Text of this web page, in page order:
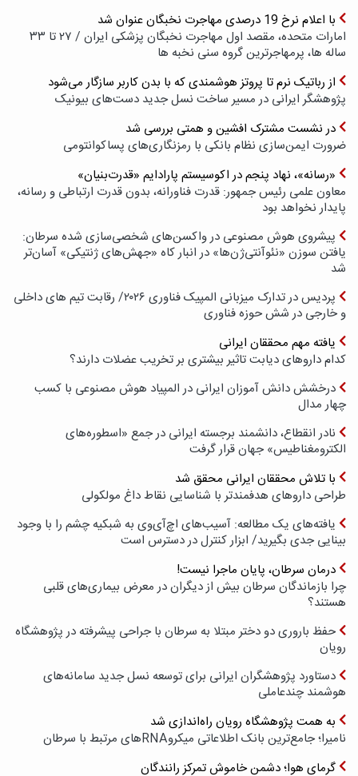
با اعلام نرخ 19 درصدی مهاجرت نخبگان عنوان شد
امارات متحده، مقصد اول مهاجرت نخبگان پزشکی ایران / ۲۷ تا ۳۳
ساله ها، پرمهاجرترین گروه سنی نخبه ها
از رباتیک نرم تا پروتز هوشمندی که با بدن کاربر سازگار می‌شود
پژوهشگر ایرانی در مسیر ساخت نسل جدید دست‌های بیونیک
در نشست مشترک افشین و همتی بررسی شد
ضرورت ایمن‌سازی نظام بانکی با رمزنگاری‌های پسا‌کوانتومی
«رسانه»، نهاد پنجم در اکوسیستم پارادایم «قدرت‌بنیان»
معاون علمی رئیس جمهور: قدرت فناورانه، بدون قدرت ارتباطی و رسانه،
پایدار نخواهد بود
پیشروی هوش مصنوعی در واکسن‌های شخصی‌سازی شده سرطان:
یافتن سوزن «نئوآنتی‌ژن‌ها» در انبار کاه «جهش‌های ژنتیکی» آسان‌تر
شد
پردیس در تدارک میزبانی المپیک فناوری ۲۰۲۶/ رقابت تیم های داخلی
و خارجی در شش حوزه فناوری
یافته مهم محققان ایرانی
کدام داروهای دیابت تاثیر بیشتری بر تخریب عضلات دارند؟
درخشش دانش آموزان ایرانی در المپیاد هوش مصنوعی با کسب
چهار مدال
نادر انقطاع، دانشمند برجسته ایرانی در جمع «اسطوره‌های
الکترومغناطیس» جهان قرار گرفت
با تلاش محققان ایرانی محقق شد
طراحی داروهای هدفمندتر با شناسایی نقاط داغ مولکولی
یافته‌های یک مطالعه: آسیب‌های اچ‌آی‌وی به شبکیه چشم را با وجود
بینایی جدی بگیرید/ ابزار کنترل در دسترس است
درمان سرطان، پایان ماجرا نیست!
چرا بازماندگان سرطان بیش از دیگران در معرض بیماری‌های قلبی
هستند؟
حفظ باروری دو دختر مبتلا به سرطان با جراحی پیشرفته در پژوهشگاه
رویان
دستاورد پژوهشگران ایرانی برای توسعه نسل جدید سامانه‌های
هوشمند چندعاملی
به همت پژوهشگاه رویان راه‌اندازی شد
نامیرا؛ جامع‌ترین بانک اطلاعاتی میکروRNAهای مرتبط با سرطان
گرمای هوا؛ دشمن خاموش تمرکز رانندگان